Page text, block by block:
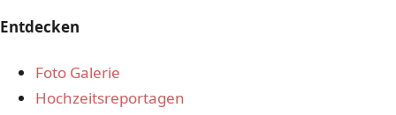
Entdecken
Foto Galerie
Hochzeitsreportagen